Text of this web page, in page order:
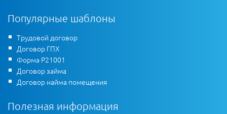
Популярные шаблоны
Трудовой договор
Договор ГПХ
Форма Р21001
Договор займа
Договор найма помещения
Полезная информация